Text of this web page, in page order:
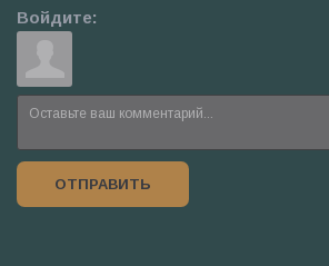
Войдите:
ОТПРАВИТЬ